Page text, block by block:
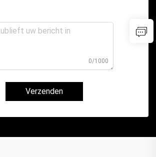
0/1000
Verzenden